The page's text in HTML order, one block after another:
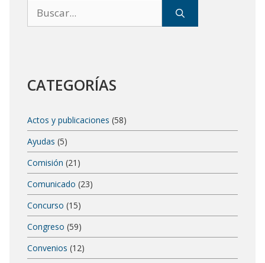
CATEGORÍAS
Actos y publicaciones (58)
Ayudas (5)
Comisión (21)
Comunicado (23)
Concurso (15)
Congreso (59)
Convenios (12)